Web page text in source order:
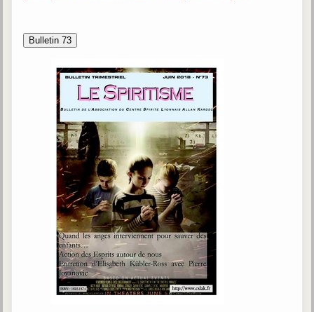
Bulletin 73